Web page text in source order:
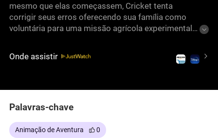
mesmo que elas começassem, Cricket tenta
corrigir seus erros oferecendo sua família como
voluntária para uma missão agrícola experimental -
Onde assistir
Palavras-chave
Animação de Aventura 0